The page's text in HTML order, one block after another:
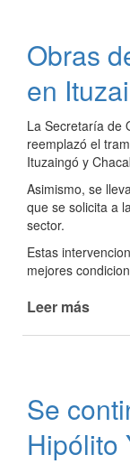
para
la
Obras
en
La Secretaría de
reemplazó el
Ituzaingó y
Asimismo, se
que se solicita a
sector.
Estas
mejores
Leer más
en
Se
Hipólito